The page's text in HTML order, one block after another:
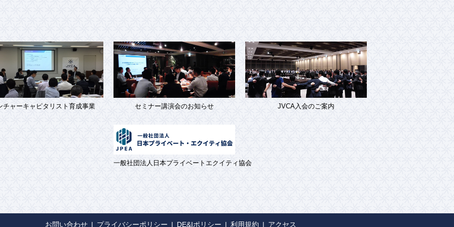
チャーキャピタリスト育成事業 セミナー講演会のお知らせ JVCA入会のご案内
一般社団法人日本プライベートエクイティ協会
お問い合わせ プライバシーポリシー DE&Iポリシー 利用規約 アクセス